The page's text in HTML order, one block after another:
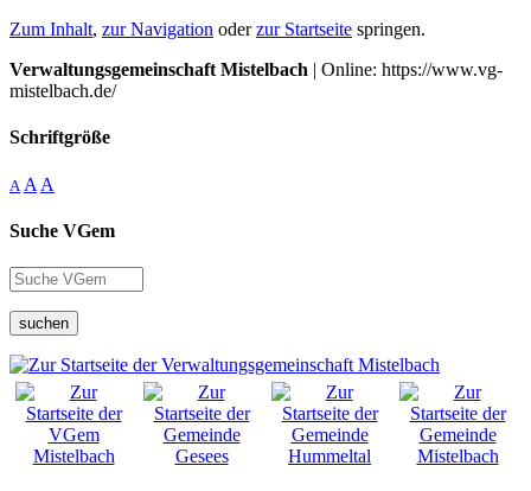
Zum Inhalt, zur Navigation oderzur Startseite springen.
Verwaltungsgemeinschaft Mistelbach | Online: https://www.vg-
mistelbach.de/
Schriftgröße
A A A
Suche VGem
suchen